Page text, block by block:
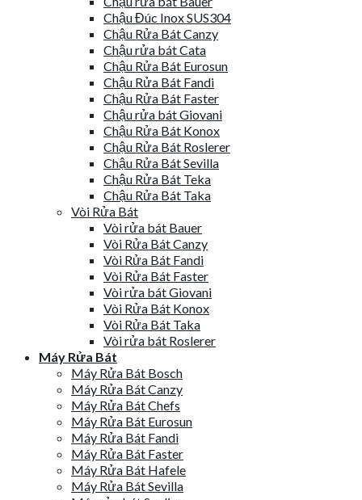
Chậu Đúc Inox SUS304
Chậu Rửa Bát Canzy
Chậu rửa bát Cata
Chậu Rửa Bát Eurosun
Chậu Rửa Bát Fandi
Chậu Rửa Bát Faster
Chậu rửa bát Giovani
Chậu Rửa Bát Konox
Chậu Rửa Bát Roslerer
Chậu Rửa Bát Sevilla
Chậu Rửa Bát Teka
Chậu Rửa Bát Taka
Vòi Rửa Bát
Vòi rửa bát Bauer
Vòi Rửa Bát Canzy
Vòi Rửa Bát Fandi
Vòi Rửa Bát Faster
Vòi rửa bát Giovani
Vòi Rửa Bát Konox
Vòi Rửa Bát Taka
Vòi rửa bát Roslerer
Máy Rửa Bát
Máy Rửa Bát Bosch
Máy Rửa Bát Canzy
Máy Rửa Bát Chefs
Máy Rửa Bát Eurosun
Máy Rửa Bát Fandi
Máy Rửa Bát Faster
Máy Rửa Bát Hafele
Máy Rửa Bát Sevilla